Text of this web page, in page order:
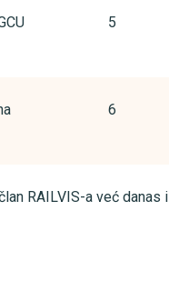
5
6
RAILVIS-a već danas i